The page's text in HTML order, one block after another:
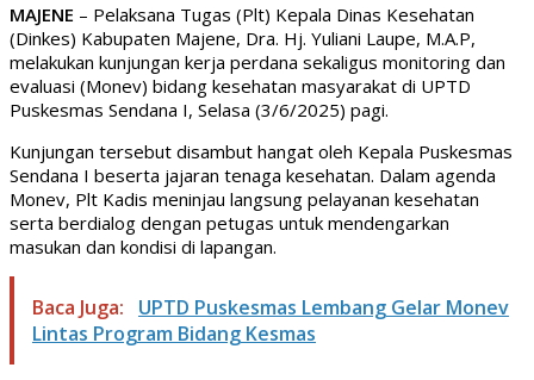
MAJENE – Pelaksana Tugas (Plt) Kepala Dinas Kesehatan
(Dinkes) Kabupaten Majene, Dra. Hj. Yuliani Laupe, M.A.P,
melakukan kunjungan kerja perdana sekaligus monitoring dan
evaluasi (Monev) bidang kesehatan masyarakat di UPTD
Puskesmas Sendana I, Selasa (3/6/2025) pagi.
Kunjungan tersebut disambut hangat oleh Kepala Puskesmas
Sendana I beserta jajaran tenaga kesehatan. Dalam agenda
Monev, Plt Kadis meninjau langsung pelayanan kesehatan
serta berdialog dengan petugas untuk mendengarkan
masukan dan kondisi di lapangan.
Baca Juga:
UPTD Puskesmas Lembang Gelar Monev
Lintas Program Bidang Kesmas